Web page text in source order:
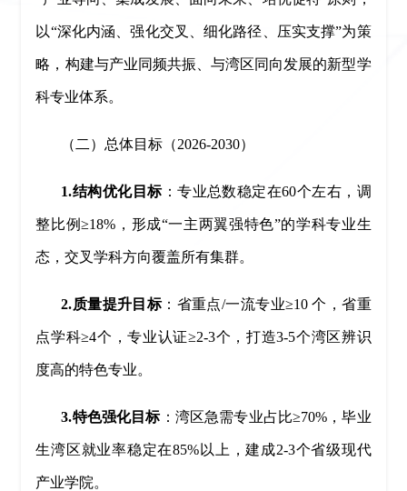
以“深化内涵、强化交叉、细化路径、压实支撑”为策
略，构建与产业同频共振、与湾区同向发展的新型学
科专业体系。
（二）总体目标（2026-2030）
1.结构优化目标：专业总数稳定在60个左右，调
整比例≥18%，形成“一主两翼强特色”的学科专业生
态，交叉学科方向覆盖所有集群。
2.质量提升目标：省重点/一流专业≥10 个，省重
点学科≥4个，专业认证≥2-3个，打造3-5个湾区辨识
度高的特色专业。
3.特色强化目标：湾区急需专业占比≥70%，毕业
生湾区就业率稳定在85%以上，建成2-3个省级现代
产业学院。